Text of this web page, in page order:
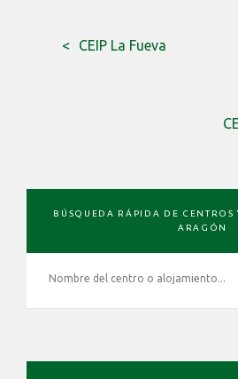
CEIP La Fueva
PRIMARIA
BÚSQUEDA RÁPIDA DE CENTROS
ARAGÓN